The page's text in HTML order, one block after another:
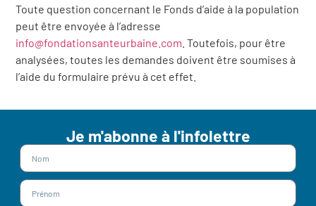
Toute question concernant le Fonds d’aide à la population
peut être envoyée à l’adresse
info@fondationsanteurbaine.com . Toutefois, pour être
analysées, toutes les demandes doivent être soumises à
l’aide du formulaire prévu à cet effet.
Je m'abonne à l'infolettre